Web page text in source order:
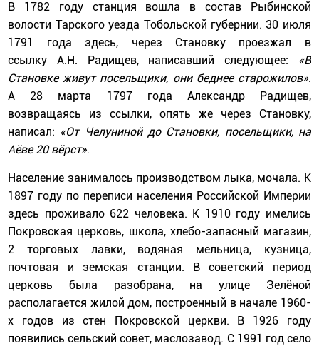
В 1782 году станция вошла в состав Рыбинской
волости Тарского уезда Тобольской губернии. 30 июля
1791 года здесь, через Становку проезжал в
ссылку А.Н. Радищев, написавший следующее:
«В
Становке живут посельщики, они беднее старожилов».
А 28 марта 1797 года Александр Радищев,
возвращаясь из ссылки, опять же через Становку,
написал: «От Челуниной до Становки, посельщики, на
Аёве 20 вёрст».
Население занималось производством лыка, мочала. К
1897 году по переписи населения Российской Империи
здесь проживало 622 человека. К 1910 году имелись
Покровская церковь, школа, хлебо-запасный магазин,
2 торговых лавки, водяная мельница, кузница,
почтовая и земская станции. В советский период
церковь была разобрана, на улице Зелёной
располагается жилой дом, построенный в начале 1960-
х годов из стен Покровской церкви. В 1926 году
появились сельский совет, маслозавод. С 1991 год село